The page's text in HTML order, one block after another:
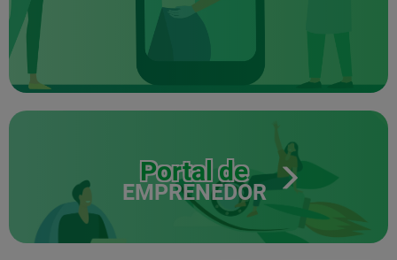
Portal de
EMPRENEDOR